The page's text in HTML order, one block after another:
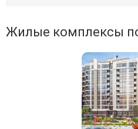
Жилые комплексы